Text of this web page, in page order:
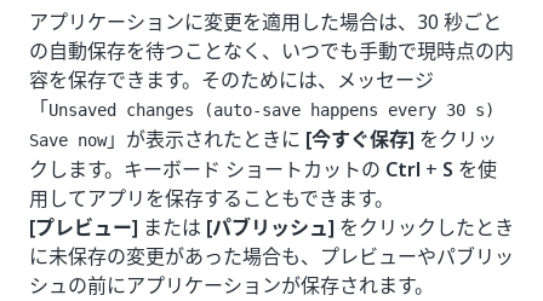
アプリケーションに変更を適用した場合は、30 秒ごと
の自動保存を待つことなく、いつでも手動で現時点の内
容を保存できます。そのためには、メッセージ
「Unsaved changes (auto-save happens every 30 s)
Save now」が表示されたときに [今すぐ保存] をクリッ
クします。キーボード ショートカットの Ctrl + S を使
用してアプリを保存することもできます。
[プレビュー] または [パブリッシュ] をクリックしたとき
に未保存の変更があった場合も、プレビューやパブリッ
シュの前にアプリケーションが保存されます。